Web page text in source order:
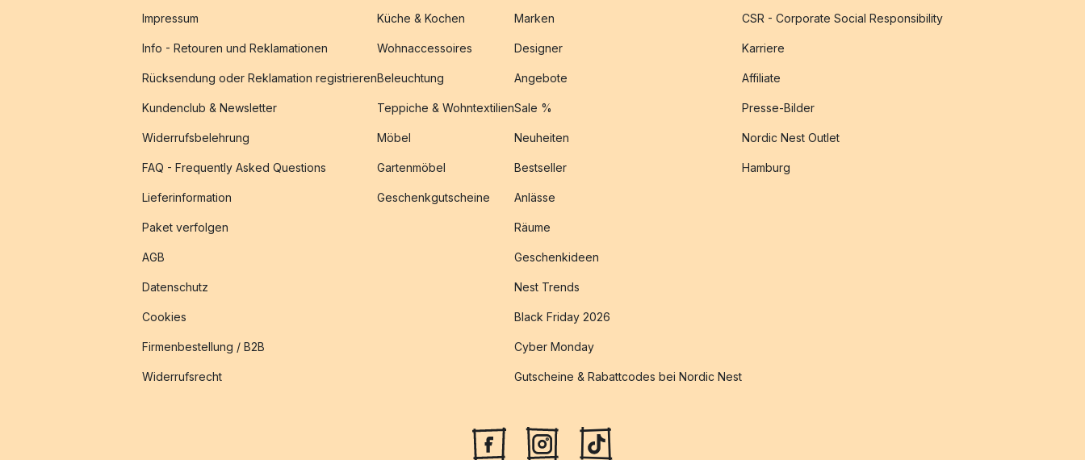
Impressum
Info - Retouren und Reklamationen
Rücksendung oder Reklamation registrieren
Kundenclub & Newsletter
Widerrufsbelehrung
FAQ - Frequently Asked Questions
Lieferinformation
Paket verfolgen
AGB
Datenschutz
Cookies
Firmenbestellung / B2B
Widerrufsrecht
Küche & Kochen
Wohnaccessoires
Beleuchtung
Teppiche & Wohntextilien
Möbel
Gartenmöbel
Geschenkgutscheine
Marken
Designer
Angebote
Sale %
Neuheiten
Bestseller
Anlässe
Räume
Geschenkideen
Nest Trends
Black Friday 2026
Cyber Monday
Gutscheine & Rabattcodes bei Nordic Nest
CSR - Corporate Social Responsibility
Karriere
Affiliate
Presse-Bilder
Nordic Nest Outlet
Hamburg